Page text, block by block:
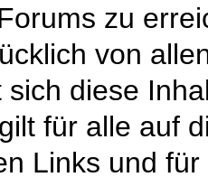
zu
von
sich diese
für alle auf
Links und